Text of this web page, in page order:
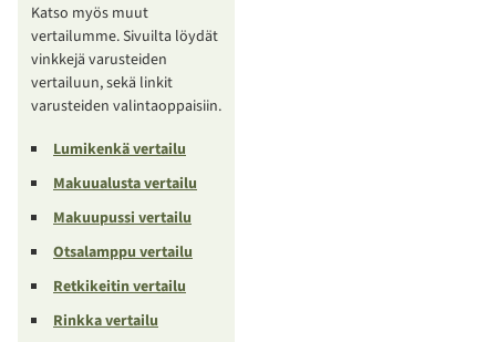
Katso myös muut
vertailumme. Sivuilta löydät
vinkkejä varusteiden
vertailuun, sekä linkit
varusteiden valintaoppaisiin.
Lumikenkä vertailu
Makuualusta vertailu
Makuupussi vertailu
Otsalamppu vertailu
Retkikeitin vertailu
Rinkka vertailu